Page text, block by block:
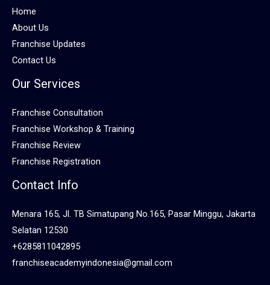
Home
About Us
Franchise Updates
Contact Us
Our Services
Franchise Consultation
Franchise Workshop & Training
Franchise Review
Franchise Registration
Contact Info
Menara 165, Jl. TB Simatupang No.165, Pasar Minggu, Jakarta
Selatan 12530
+6285811042895
franchiseacademyindonesia@gmail.com